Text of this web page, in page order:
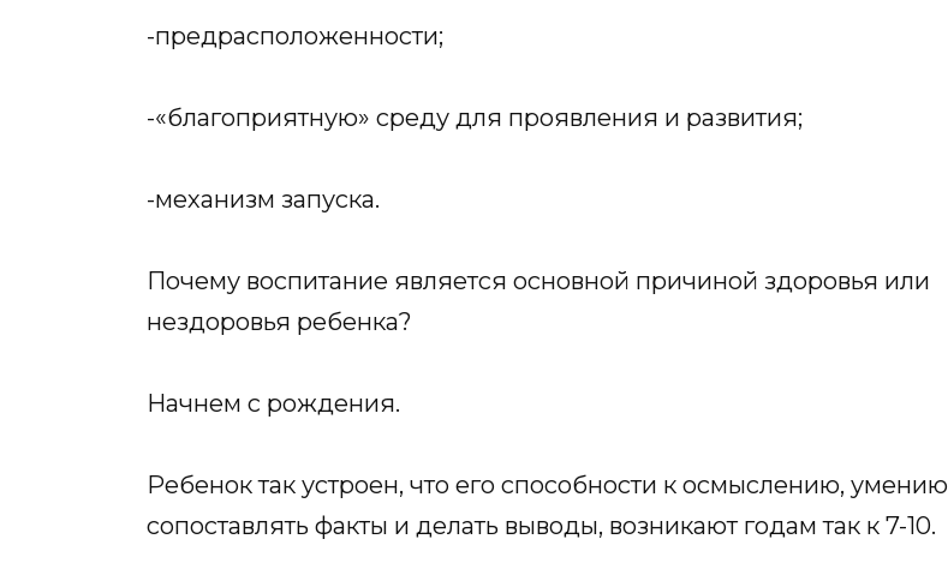
-предрасположенности;
-«благоприятную» среду для проявления и развития;
-механизм запуска.
Почему воспитание является основной причиной здоровья или
нездоровья ребенка?
Начнем с рождения.
Ребенок так устроен, что его способности к осмыслению, умению
сопоставлять факты и делать выводы, возникают годам так к 7-10.